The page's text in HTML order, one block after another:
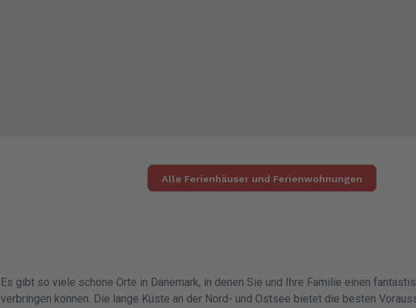
Alle Ferienhäuser und Ferienwohnungen
Es gibt so viele schöne Orte in Dänemark, in denen Sie und Ihre Familie einen
verbringen können. Die lange Küste an der Nord- und Ostsee bietet die besten